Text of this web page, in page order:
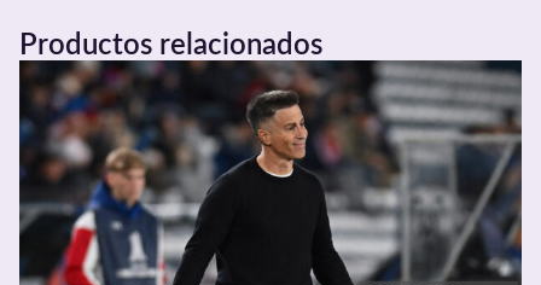
Productos relacionados